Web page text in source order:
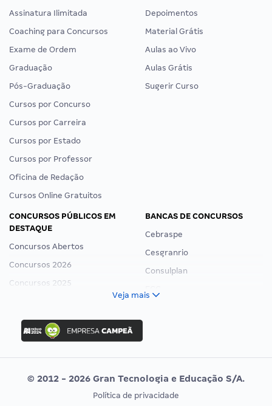
Assinatura Ilimitada
Coaching para Concursos
Exame de Ordem
Graduação
Pós-Graduação
Cursos por Concurso
Cursos por Carreira
Cursos por Estado
Cursos por Professor
Oficina de Redação
Cursos Online Gratuitos
Depoimentos
Material Grátis
Aulas ao Vivo
Aulas Grátis
Sugerir Curso
CONCURSOS PÚBLICOS EM
DESTAQUE
Concursos Abertos
Concursos 2026
Concursos 2025
Concurso Ibama
Concurso MPU
Editais publicados
BANCAS DE CONCURSOS
Cebraspe
Cesgranrio
Consulplan
Vunesp
CONCURSOS POR PROFISSÃO
EXAME DE ORDEM
Veja mais
© 2012 - 2026 Gran Tecnologia e Educação S/A.
Política de privacidade